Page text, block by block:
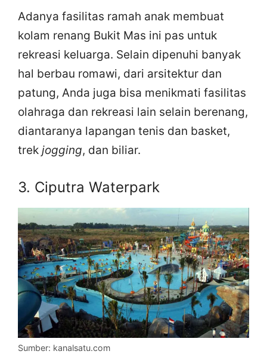
Adanya fasilitas ramah anak membuat
kolam renang Bukit Mas ini pas untuk
rekreasi keluarga. Selain dipenuhi banyak
hal berbau romawi, dari arsitektur dan
patung, Anda juga bisa menikmati fasilitas
olahraga dan rekreasi lain selain berenang,
diantaranya lapangan tenis dan basket,
trek jogging, dan biliar.
3. Ciputra Waterpark
Sumber: kanalsatu.com